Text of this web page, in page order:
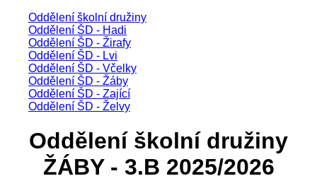
Oddělení školní družiny
Oddělení ŠD - Hadi
Oddělení ŠD - Žirafy
Oddělení ŠD - Lvi
Oddělení ŠD - Včelky
Oddělení ŠD - Žáby
Oddělení ŠD - Zající
Oddělení ŠD - Želvy
Oddělení školní družiny
ŽÁBY - 3.B 2025/2026